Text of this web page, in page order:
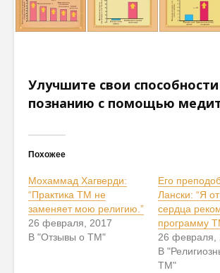
Улучшите свои
познанию с помощью
Похожее
Мохаммад Хагверди:
“Практика ТМ не
заменяет мою религию.”
26 февраля, 2017
В "Отзывы о ТМ"
Его
Лански: “Я
сердца
программу
26 февраля,
В
ТМ"